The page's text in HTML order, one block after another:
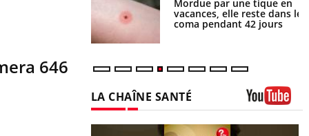
646
Mordue par une tique en
vacances, elle reste dans le
coma pendant 42 jours
LA CHAÎNE SANTÉ